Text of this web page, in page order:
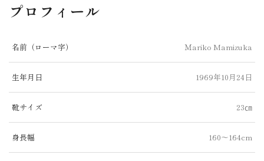
プロフィール
名前（ローマ字） Ｍariko Mamizuka
生年月日 1969年10月24日
靴サイズ 23㎝
身長幅 160～164cm